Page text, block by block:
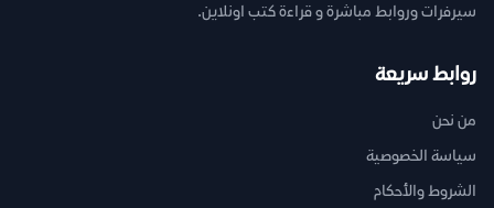
سيرفرات وروابط مباشرة و قراءة كتب اونلاين.
روابط سريعة
من نحن
سياسة الخصوصية
الشروط والأحكام